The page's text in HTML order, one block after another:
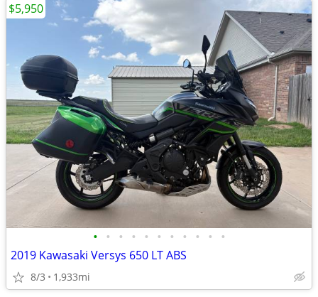
• • • • • • • • • • •
2019 Kawasaki Versys 650 LT ABS
8/3 1,933mi
$5,950